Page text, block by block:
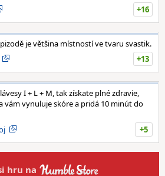
+16
je většina místností ve tvaru svastik.
+13
I + L + M, tak získate plné zdravie,
vám vynuluje skóre a pridá 10 minút do
+5
hru na